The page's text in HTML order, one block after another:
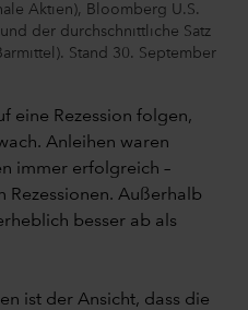
Aktien), Bloomberg U.S.
der durchschnittliche Satz
Stand 30. September
eine Rezession folgen,
Anleihen waren
immer erfolgreich –
Rezessionen. Außerhalb
besser ab als
ist der Ansicht, dass die